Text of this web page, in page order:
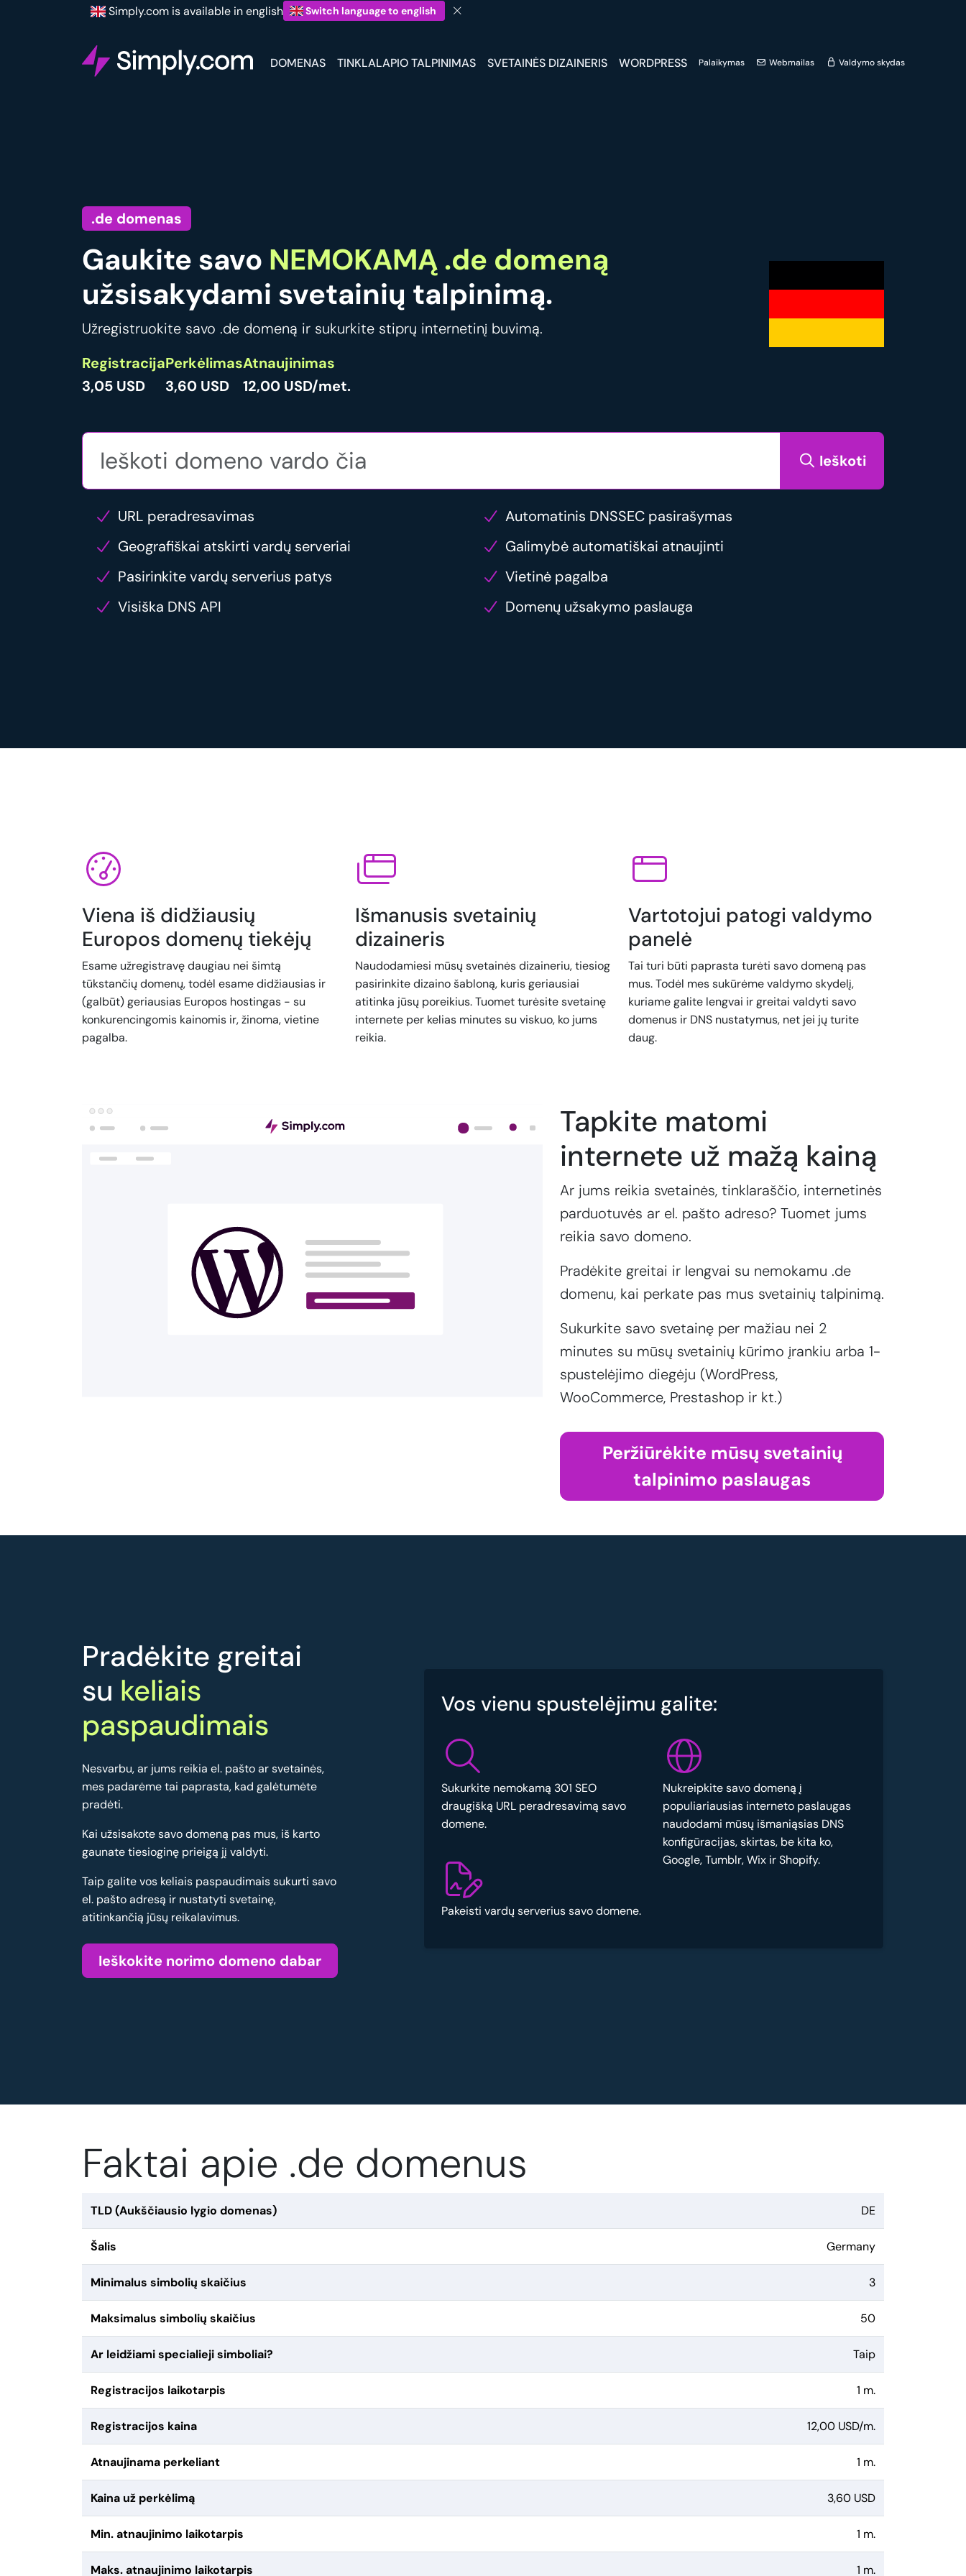
Simply.com is available in english Switch language to english
DOMENAS TINKLALAPIO TALPINIMAS SVETAINĖS DIZAINERIS WORDPRESS Palaikymas Webmailas Valdymo skydas
.de domenas
Gaukite savo NEMOKAMĄ .de domeną
užsisakydami svetainių talpinimą.
Užregistruokite savo .de domeną ir sukurkite stiprų internetinį buvimą.
Registracija
3,05 USD
Perkėlimas
3,60 USD
Atnaujinimas
12,00 USD/met.
Ieškoti
URL peradresavimas
Automatinis DNSSEC pasirašymas
Geografiškai atskirti vardų serveriai
Galimybė automatiškai atnaujinti
Pasirinkite vardų serverius patys
Vietinė pagalba
Visiška DNS API
Domenų užsakymo paslauga
Viena iš didžiausių
Europos domenų tiekėjų
Esame užregistravę daugiau nei šimtą
tūkstančių domenų, todėl esame didžiausias ir
(galbūt) geriausias Europos hostingas - su
konkurencingomis kainomis ir, žinoma, vietine
pagalba.
Išmanusis svetainių
dizaineris
Naudodamiesi mūsų svetainės dizaineriu, tiesiog
pasirinkite dizaino šabloną, kuris geriausiai
atitinka jūsų poreikius. Tuomet turėsite svetainę
internete per kelias minutes su viskuo, ko jums
reikia.
Vartotojui patogi valdymo
panelė
Tai turi būti paprasta turėti savo domeną pas
mus. Todėl mes sukūrėme valdymo skydelį,
kuriame galite lengvai ir greitai valdyti savo
domenus ir DNS nustatymus, net jei jų turite
daug.
Tapkite matomi
internete už mažą kainą
Ar jums reikia svetainės, tinklaraščio, internetinės
parduotuvės ar el. pašto adreso? Tuomet jums
reikia savo domeno.
Pradėkite greitai ir lengvai su nemokamu .de
domenu, kai perkate pas mus svetainių talpinimą.
Sukurkite savo svetainę per mažiau nei 2
minutes su mūsų svetainių kūrimo įrankiu arba 1-
spustelėjimo diegėju (WordPress,
WooCommerce, Prestashop ir kt.)
Peržiūrėkite mūsų svetainių
talpinimo paslaugas
Pradėkite greitai
su keliais
paspaudimais
Nesvarbu, ar jums reikia el. pašto ar svetainės,
mes padarėme tai paprasta, kad galėtumėte
pradėti.
Kai užsisakote savo domeną pas mus, iš karto
gaunate tiesioginę prieigą jį valdyti.
Taip galite vos keliais paspaudimais sukurti savo
el. pašto adresą ir nustatyti svetainę,
atitinkančią jūsų reikalavimus.
Ieškokite norimo domeno dabar
Vos vienu spustelėjimu galite:
Sukurkite nemokamą 301 SEO
draugišką URL peradresavimą savo
domene.
Pakeisti vardų serverius savo domene.
Nukreipkite savo domeną į
populiariausias interneto paslaugas
naudodami mūsų išmaniąsias DNS
konfigūracijas, skirtas, be kita ko,
Google, Tumblr, Wix ir Shopify.
Faktai apie .de domenus
TLD (Aukščiausio lygio domenas) DE
Šalis Germany
Minimalus simbolių skaičius 3
Maksimalus simbolių skaičius 50
Ar leidžiami specialieji simboliai? Taip
Registracijos laikotarpis 1 m.
Registracijos kaina 12,00 USD/m.
Atnaujinama perkeliant 1 m.
Kaina už perkėlimą 3,60 USD
Min. atnaujinimo laikotarpis 1 m.
Maks. atnaujinimo laikotarpis 1 m.